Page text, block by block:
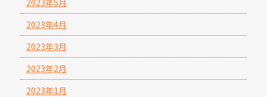
2023年4月
2023年3月
2023年2月
2023年1月